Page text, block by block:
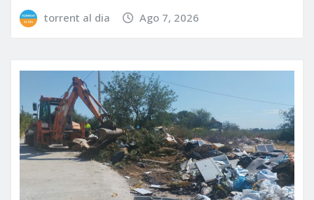
torrent al dia Ago 7, 2026